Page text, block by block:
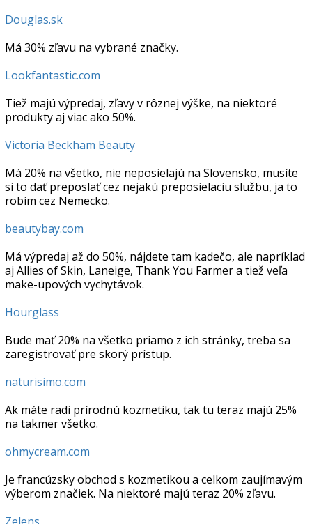
Douglas.sk
Má 30% zľavu na vybrané značky.
Lookfantastic.com
Tiež majú výpredaj, zľavy v rôznej výške, na niektoré
produkty aj viac ako 50%.
Victoria Beckham Beauty
Má 20% na všetko, nie neposielajú na Slovensko, musíte
si to dať preposlať cez nejakú preposielaciu službu, ja to
robím cez Nemecko.
beautybay.com
Má výpredaj až do 50%, nájdete tam kadečo, ale napríklad
aj Allies of Skin, Laneige, Thank You Farmer a tiež veľa
make-upových vychytávok.
Hourglass
Bude mať 20% na všetko priamo z ich stránky, treba sa
zaregistrovať pre skorý prístup.
naturisimo.com
Ak máte radi prírodnú kozmetiku, tak tu teraz majú 25%
na takmer všetko.
ohmycream.com
Je francúzsky obchod s kozmetikou a celkom zaujímavým
výberom značiek. Na niektoré majú teraz 20% zľavu.